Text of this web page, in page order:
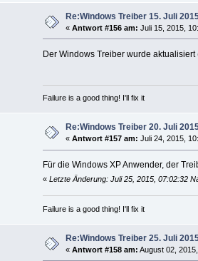
Re:Windows Treiber 15. Juli
«Antwort #156 am: Juli 15, 2015,
Der Windows Treiber wurde
Failure is a good thing! I'll fix it
Re:Windows Treiber 20. Juli
«Antwort #157 am: Juli 24, 2015,
Für die Windows XP Anwender, der
« Letzte Änderung: Juli 25, 2015, 07:02:32
Failure is a good thing! I'll fix it
Re:Windows Treiber 25. Juli
«Antwort #158 am: August 02,